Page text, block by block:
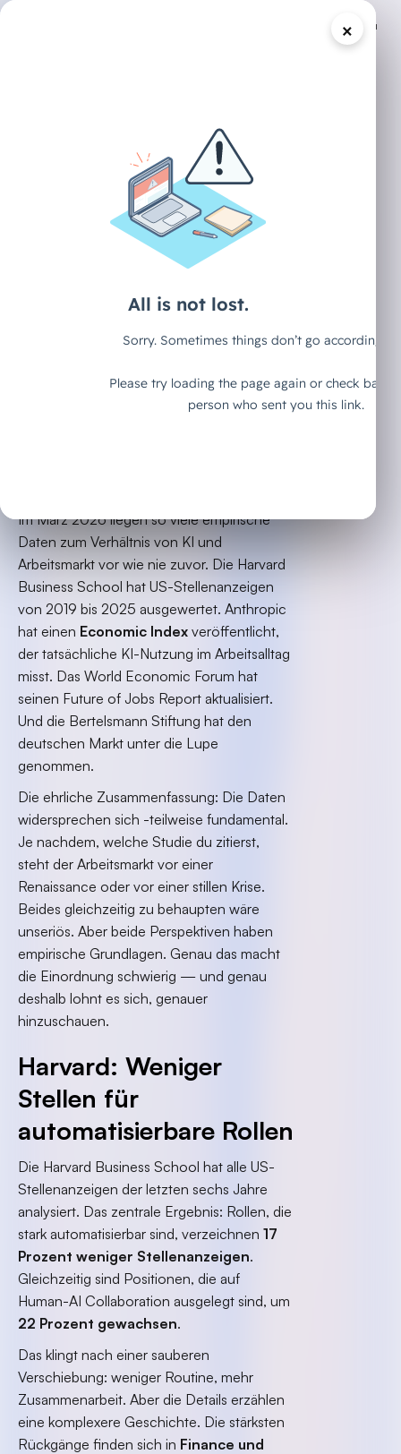
×
Arbeitsmarkt:
Was die neuesten
Daten wirklich
Im März 2026 liegen so viele empirische
Daten zum Verhältnis von KI und
Arbeitsmarkt vor wie nie zuvor. Die Harvard
Business School hat US-Stellenanzeigen
von 2019 bis 2025 ausgewertet. Anthropic
hat einen Economic Index veröffentlicht,
der tatsächliche KI-Nutzung im Arbeitsalltag
misst. Das World Economic Forum hat
seinen Future of Jobs Report aktualisiert.
Und die Bertelsmann Stiftung hat den
deutschen Markt unter die Lupe
genommen.
Die ehrliche Zusammenfassung: Die Daten
widersprechen sich -teilweise fundamental.
Je nachdem, welche Studie du zitierst,
steht der Arbeitsmarkt vor einer
Renaissance oder vor einer stillen Krise.
Beides gleichzeitig zu behaupten wäre
unseriös. Aber beide Perspektiven haben
empirische Grundlagen. Genau das macht
die Einordnung schwierig — und genau
deshalb lohnt es sich, genauer
hinzuschauen.
Harvard: Weniger
Stellen für
automatisierbare Rollen
Die Harvard Business School hat alle US-
Stellenanzeigen der letzten sechs Jahre
analysiert. Das zentrale Ergebnis: Rollen, die
stark automatisierbar sind, verzeichnen 17
Prozent weniger Stellenanzeigen.
Gleichzeitig sind Positionen, die auf
Human-AI Collaboration ausgelegt sind, um
22 Prozent gewachsen.
Das klingt nach einer sauberen
Verschiebung: weniger Routine, mehr
Zusammenarbeit. Aber die Details erzählen
eine komplexere Geschichte. Die stärksten
Rückgänge finden sich in Finance und